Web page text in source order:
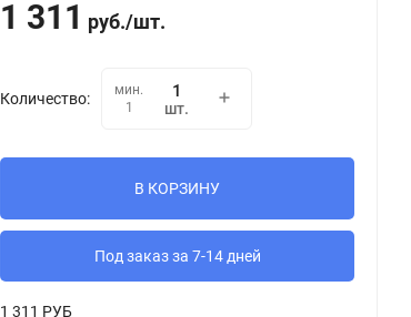
1 311 руб./шт.
Количество:
мин.
1
шт.
В КОРЗИНУ
Под заказ за 7-14 дней
1 311 РУБ